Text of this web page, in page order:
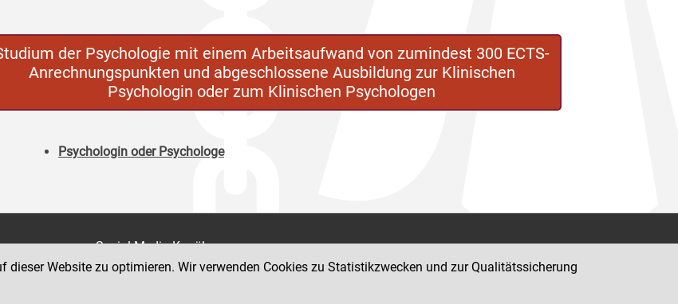
der Psychologie mit einem Arbeitsaufwand von zumindest 300 ECTS-
Anrechnungspunkten und abgeschlossene Ausbildung zur Klinischen
Psychologin oder zum Klinischen Psychologen
Psychologin oder Psychologe
Social Media Kanäle
der Justiz und des BMJ
dieser Website zu optimieren. Wir verwenden Cookies zu Statistikzwecken und zur Qualitätssicherung